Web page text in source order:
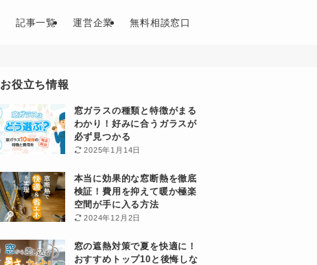
記事一覧 運営企業 無料相談窓口
お役立ち情報
窓ガラスの種類と特徴がまる
わかり！好みに合うガラスが
必ず見つかる
2025年1月14日
本当に効果的な窓断熱を徹底
検証！費用を抑えて暖か極楽
空間が手に入る方法
2024年12月2日
窓の遮熱対策で夏を快適に！
おすすめトップ10と後悔しな